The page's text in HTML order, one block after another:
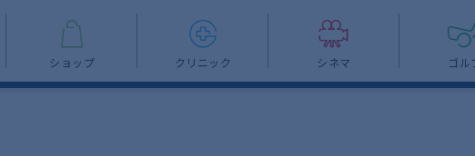
ショップ クリニック シネマ ゴル